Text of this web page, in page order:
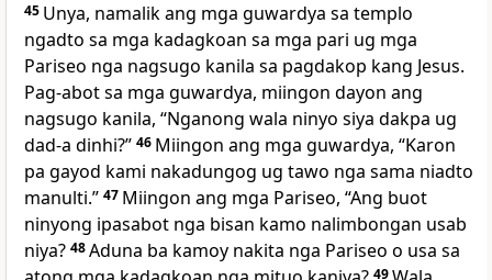
45 Unya, namalik ang mga guwardya sa templo
ngadto sa mga kadagkoan sa mga pari ug mga
Pariseo nga nagsugo kanila sa pagdakop kang Jesus.
Pag-abot sa mga guwardya, miingon dayon ang
nagsugo kanila, “Nganong wala ninyo siya dakpa ug
dad-a dinhi?” 46 Miingon ang mga guwardya, “Karon
pa gayod kami nakadungog ug tawo nga sama niadto
manulti.” 47 Miingon ang mga Pariseo, “Ang buot
ninyong ipasabot nga bisan kamo nalimbongan usab
niya? 48Aduna ba kamoy nakita nga Pariseo o usa sa
49